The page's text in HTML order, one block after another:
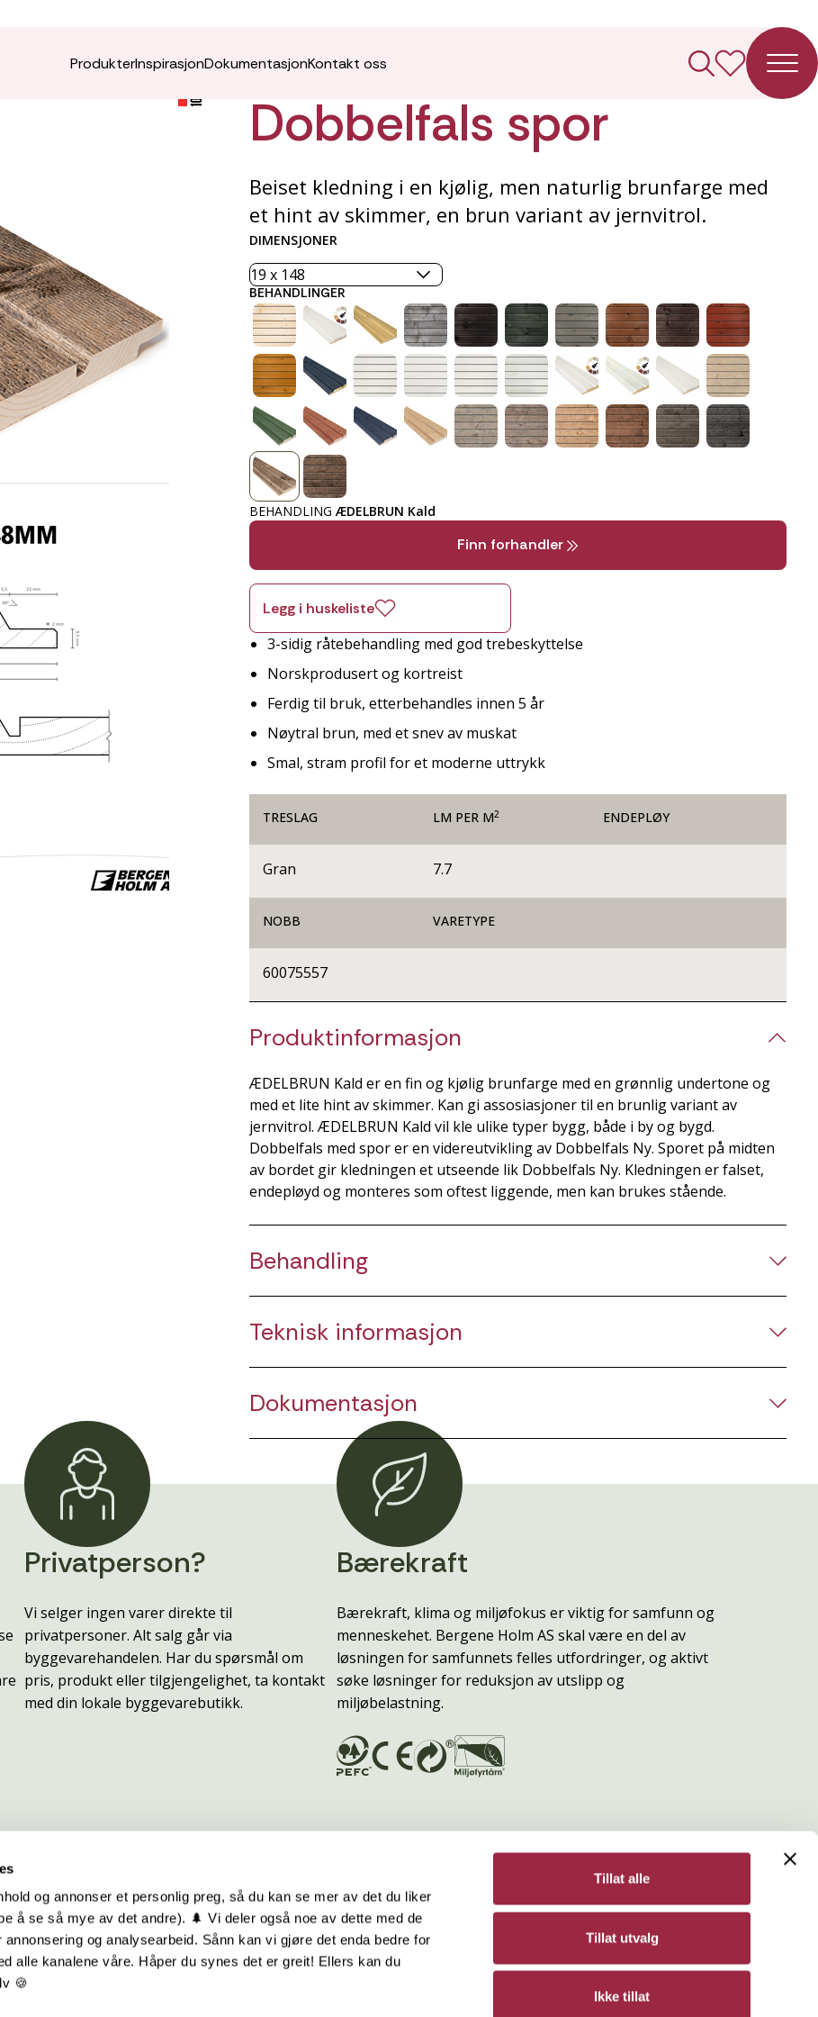
og annonser et personlig preg, så du kan se mer av det du liker
å se så mye av det andre). 🌲 Vi deler også noe av dette med de
og analysearbeid. Sånn kan vi gjøre det enda bedre for
alle kanalene våre. Håper du synes det er greit! Ellers kan du
🍪
Tillat alle
Tillat utvalg
Ikke tillat
ProdukterInspirasjonDokumentasjonKontakt oss
ÆDEL Kledning
Dobbelfals spor
Beiset kledning i en kjølig, men naturlig brunfarge med
et hint av skimmer, en brun variant av jernvitrol.
DIMENSJONER
BEHANDLINGER
BEHANDLING ÆDELBRUN Kald
Finn forhandler
Legg i huskeliste
3-sidig råtebehandling med god trebeskyttelse
Norskprodusert og kortreist
Ferdig til bruk, etterbehandles innen 5 år
Nøytral brun, med et snev av muskat
Smal, stram profil for et moderne uttrykk
TRESLAG LM PER M2 ENDEPLØY
Gran 7.7
NOBB VARETYPE
60075557
Produktinformasjon
ÆDELBRUN Kald er en fin og kjølig brunfarge med en grønnlig undertone og
med et lite hint av skimmer. Kan gi assosiasjoner til en brunlig variant av
jernvitrol. ÆDELBRUN Kald vil kle ulike typer bygg, både i by og bygd.
Dobbelfals med spor er en videreutvikling av Dobbelfals Ny. Sporet på midten
av bordet gir kledningen et utseende lik Dobbelfals Ny. Kledningen er falset,
endepløyd og monteres som oftest liggende, men kan brukes stående.
Behandling
Teknisk informasjon
Dokumentasjon
Privatperson?
Vi selger ingen varer direkte til
privatpersoner. Alt salg går via
byggevarehandelen. Har du spørsmål om
pris, produkt eller tilgjengelighet, ta kontakt
med din lokale byggevarebutikk.
Bærekraft
Bærekraft, klima og miljøfokus er viktig for samfunn og
menneskehet. Bergene Holm AS skal være en del av
løsningen for samfunnets felles utfordringer, og aktivt
søke løsninger for reduksjon av utslipp og
miljøbelastning.
oss
hos oss
Hurtiglenker Bergene Holm